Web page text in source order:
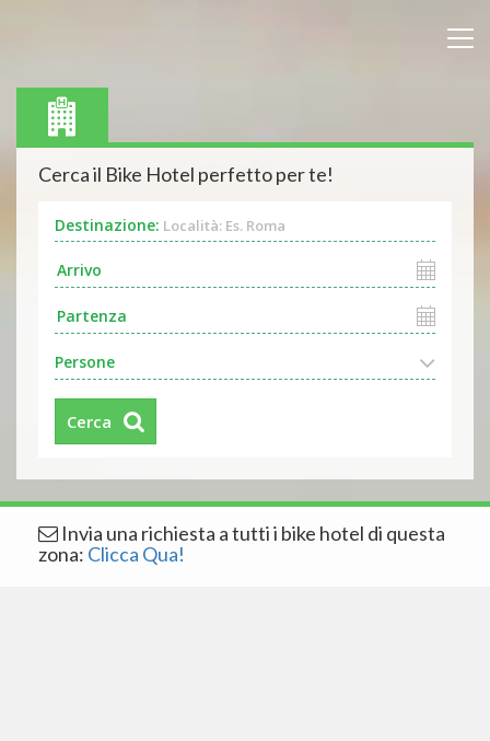
Cerca il Bike Hotel perfetto per te!
Destinazione: Località: Es. Roma
Persone
Cerca
Invia una richiesta a tutti i bike hotel di questa
zona: Clicca Qua!